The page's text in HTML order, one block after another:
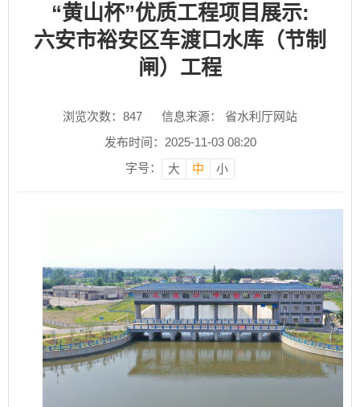
“黄山杯”优质工程项目展示:
六安市裕安区车渡口水库（节制
闸）工程
浏览次数： 847
信息来源： 省水利厅网站
发布时间：2025-11-03 08:20
字号：
大 中 小